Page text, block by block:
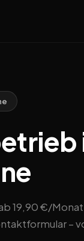
19,90 €/
–